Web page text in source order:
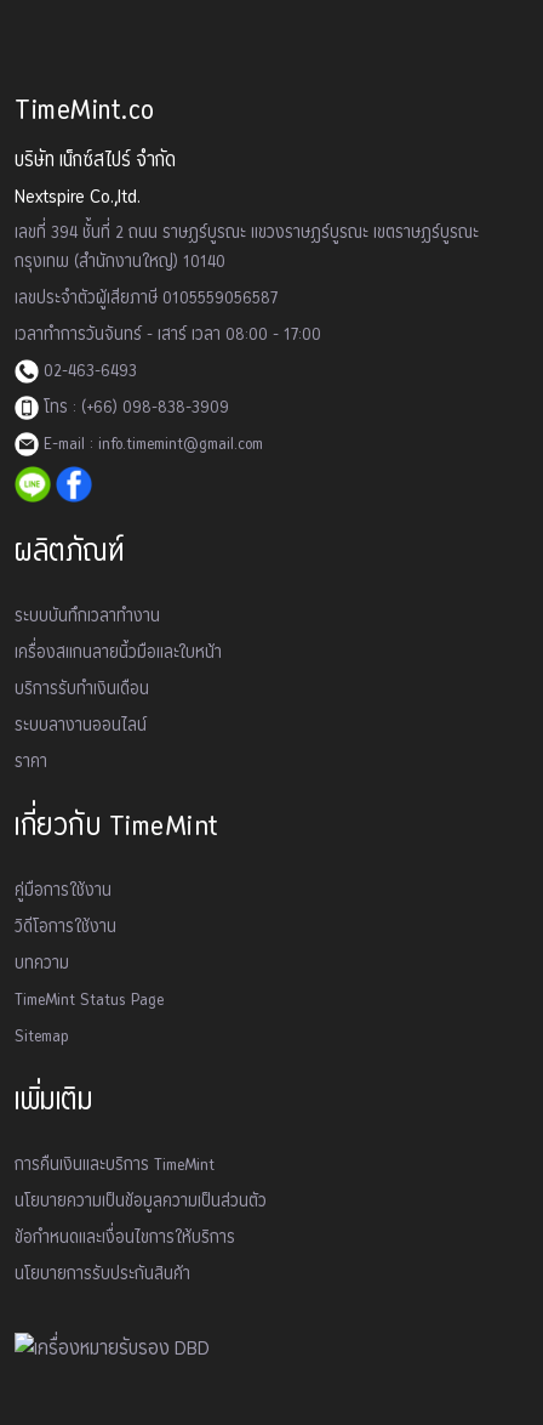
TimeMint.co
บริษัท เน็กซ์สไปร์ จำกัด
Nextspire Co.,ltd.
เลขที่ 394 ชั้นที่ 2 ถนน ราษฏร์บูรณะ แขวงราษฏร์บูรณะ เขตราษฏร์บูรณะ
กรุงเทพ (สำนักงานใหญ่) 10140
เลขประจำตัวผู้เสียภาษี 0105559056587
เวลาทำการวันจันทร์ - เสาร์ เวลา 08:00 - 17:00
02-463-6493
โทร : (+66) 098-838-3909
E-mail : info.timemint@gmail.com
ผลิตภัณฑ์
ระบบบันทึกเวลาทำงาน
เครื่องสเเกนลายนิ้วมือและใบหน้า
บริการรับทำเงินเดือน
ระบบลางานออนไลน์
ราคา
เกี่ยวกับ TimeMint
คู่มือการใช้งาน
วิดีโอการใช้งาน
บทความ
TimeMint Status Page
Sitemap
เพิ่มเติม
การคืนเงินและบริการ TimeMint
นโยบายความเป็นข้อมูลความเป็นส่วนตัว
ข้อกำหนดและเงื่อนไขการให้บริการ
นโยบายการรับประกันสินค้า